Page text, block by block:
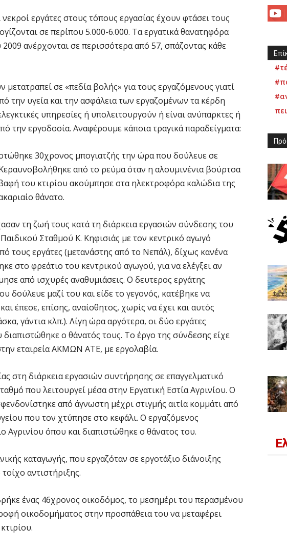
εργάτες στους τόπους εργασίας έχουν φτάσει τους
σε περίπου 5.000-6.000. Τα εργατικά θανατηφόρα
ανέρχονται σε περισσότερα από 57, σπάζοντας κάθε
σε «πεδία βολής» για τους εργαζόμενους γιατί
την υγεία και την ασφάλεια των εργαζομένων τα κέρδη
υπηρεσίες ή υπολειτουργούν ή είναι ανύπαρκτες ή
την εργοδοσία. Αναφέρουμε κάποια τραγικά παραδείγματα:
30χρονος μπογιατζής την ώρα που δούλευε σε
από το ρεύμα όταν η αλουμινένια βούρτσα
του κτιρίου ακούμπησε στα ηλεκτροφόρα καλώδια της
θάνατο.
τη ζωή τους κατά τη διάρκεια εργασιών σύνδεσης του
Σταθμού Κ. Κηφισιάς με τον κεντρικό αγωγό
τους εργάτες (μετανάστης από το Νεπάλ), δίχως κανένα
στο φρεάτιο του κεντρικού αγωγού, για να ελέγξει αν
από ισχυρές αναθυμιάσεις. Ο δευτερος εργάτης
δούλευε μαζί του και είδε το γεγονός, κατέβηκε να
έπεσε, επίσης, αναίσθητος, χωρίς να έχει και αυτός
γάντια κλπ.). Λίγη ώρα αργότερα, οι δύο εργάτες
ο θάνατός τους. Το έργο της σύνδεσης είχε
εταιρεία ΑΚΜΩΝ ΑΤΕ, με εργολαβία.
στη διάρκεια εργασιών συντήρησης σε επαγγελματικό
που λειτουργεί μέσα στην Εργατική Εστία Αγρινίου. Ο
από άγνωστη μέχρι στιγμής αιτία κομμάτι από
που τον χτύπησε στο κεφάλι. Ο εργαζόμενος
Αγρινίου όπου και διαπιστώθηκε ο θάνατος του.
καταγωγής, που εργαζόταν σε εργοτάξιο διάνοιξης
αντιστήριξης.
ένας 46χρονος οικοδόμος, το μεσημέρι του περασμένου
οικοδομήματος στην προσπάθεια του να μεταφέρει